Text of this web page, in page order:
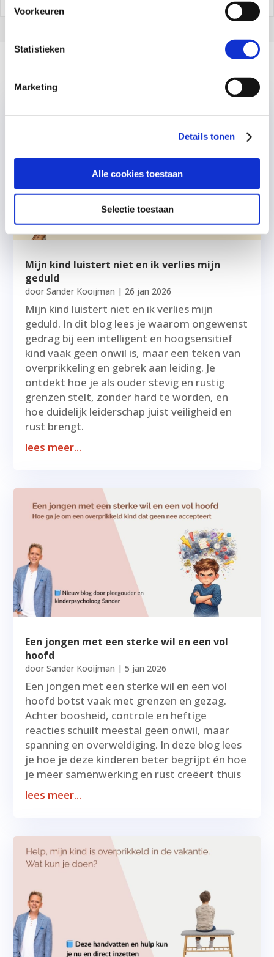
Voorkeuren
Statistieken
Marketing
Details tonen
Alle cookies toestaan
Selectie toestaan
Mijn kind luistert niet en ik verlies mijn
geduld
doorSander Kooijman | 26 jan 2026
Mijn kind luistert niet en ik verlies mijn
geduld. In dit blog lees je waarom ongewenst
gedrag bij een intelligent en hoogsensitief
kind vaak geen onwil is, maar een teken van
overprikkeling en gebrek aan leiding. Je
ontdekt hoe je als ouder stevig en rustig
grenzen stelt, zonder hard te worden, en
hoe duidelijk leiderschap juist veiligheid en
rust brengt.
lees meer...
Een jongen met een sterke wil en een vol
hoofd
doorSander Kooijman |5 jan 2026
Een jongen met een sterke wil en een vol
hoofd botst vaak met grenzen en gezag.
Achter boosheid, controle en heftige
reacties schuilt meestal geen onwil, maar
spanning en overweldiging. In deze blog lees
je hoe je deze kinderen beter begrijpt én hoe
je meer samenwerking en rust creëert thuis
lees meer...